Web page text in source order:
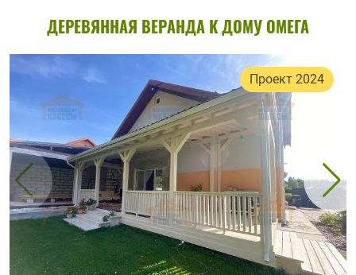
ДЕРЕВЯННАЯ ВЕРАНДА К ДОМУ ОМЕГА
Проект 2024